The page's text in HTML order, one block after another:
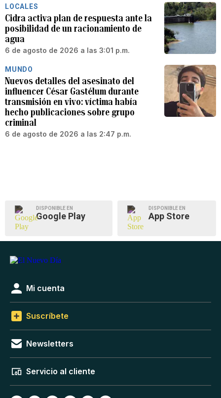
LOCALES
Cidra activa plan de respuesta ante la
posibilidad de un racionamiento de
agua
6 de agosto de 2026 a las 3:01 p.m.
MUNDO
Nuevos detalles del asesinato del
influencer César Gastélum durante
transmisión en vivo: víctima había
hecho publicaciones sobre grupo
criminal
6 de agosto de 2026 a las 2:47 p.m.
DISPONIBLE EN
Google Play
DISPONIBLE EN
App Store
Mi cuenta
Suscríbete
Newsletters
Servicio al cliente